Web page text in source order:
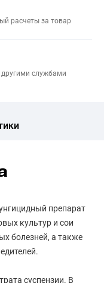
расчеты за товар
службами
препарат
культур и сои
болезней, а также
суспензии. В